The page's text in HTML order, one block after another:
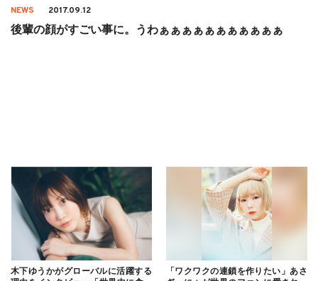
NEWS 2017.09.12
後輩の顔がすごい事に。うわぁぁぁぁぁぁぁぁぁぁぁ
木下ゆうかがグローバルに活躍する
「ワクワクの連鎖を作りたい」あさ